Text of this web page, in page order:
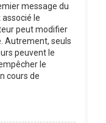
message du
le
peut modifier
Autrement, seuls
peuvent le
le
cours de